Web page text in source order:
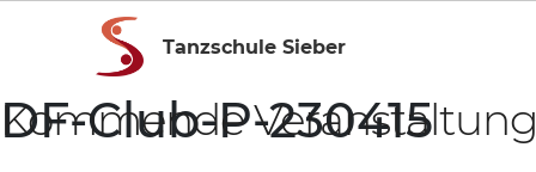
Tanzschule Sieber
DF-Club-P-230415
Kommende